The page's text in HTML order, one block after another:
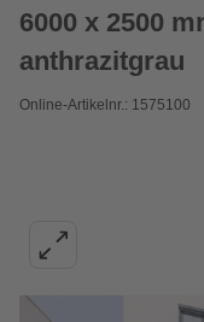
6000 x 2500
anthrazitgrau
Online-Artikelnr.: 1575100